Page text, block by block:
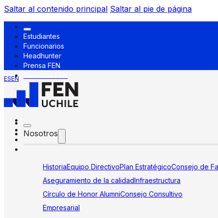
Saltar al contenido principal Saltar al pie de página
Estudiantes
Funcionarios
Headhunter
Prensa FEN
ESEN
Nosotros
HistoriaEquipo DirectivoPlan EstratégicoConsejo de
Aseguramiento de la calidadInfraestructura
Círculo de Honor AlumniConsejo Consultivo
Empresarial